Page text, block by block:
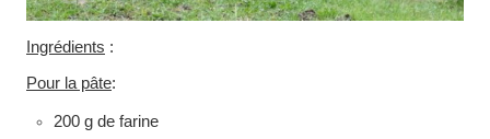
Ingrédients :
Pour la pâte:
200 g de farine